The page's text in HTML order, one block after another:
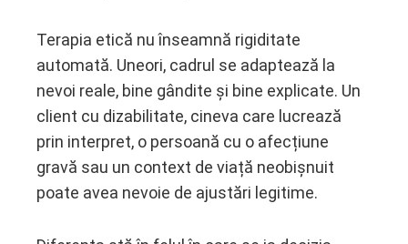
Terapia etică nu înseamnă rigiditate
automată. Uneori, cadrul se adaptează la
nevoi reale, bine gândite și bine explicate. Un
client cu dizabilitate, cineva care lucrează
prin interpret, o persoană cu o afecțiune
gravă sau un context de viață neobișnuit
poate avea nevoie de ajustări legitime.